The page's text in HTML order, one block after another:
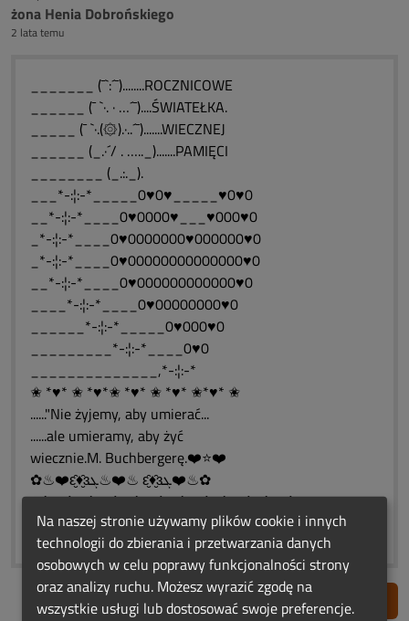
żona Henia Dobrońskiego
2 lata temu
_______ (¯`:´¯)........ROCZNICOWE
______ (¯ `·. · …´¯)....ŚWIATEŁKA.
_____ (¯ `·.(۞).·..´¯).......WIECZNEJ
______ (_.·´/ . ….._).......PAMIĘCI
________ (_.:._).
___*-:¦:-*_____0♥0♥_____♥0♥0
__*-:¦:-*____0♥0000♥___♥000♥0
_*-:¦:-*____0♥0000000♥000000♥0
_*-:¦:-*____0♥00000000000000♥0
__*-:¦:-*____0♥000000000000♥0
____*-:¦:-*____0♥00000000♥0
______*-:¦:-*_____0♥000♥0
_________*-:¦:-*____0♥0
______________,*-:¦:-*
✬ *♥* ✬ *♥*✬ *♥* ✬ *♥* ✬*♥* ✬
......"Nie żyjemy, aby umierać...
......ale umieramy, aby żyć
wiecznie.M. Buchbergerę.❤️⭐❤️
✿♨❤️ԑ̮̑♦̮̑ɜܓ♨❤️♨ ԑ̮̑♦̮̑ɜܓ❤️♨✿
♥ ⋱⋰ ♥ ⋱⋰ ♥ ⋱⋰ ♥ ⋱⋰ ♥⋱⋰ ♥⋱⋰ ♥
✬ *♥* ✬ *♥*✬ *♥* ✬ *♥* ✬*♥* ✬
Zgłoś nadużycie
Na naszej stronie używamy plików cookie i innych
technologii do zbierania i przetwarzania danych
osobowych w celu poprawy funkcjonalności strony
oraz analizy ruchu. Możesz wyrazić zgodę na
wszystkie usługi lub dostosować swoje preferencje.